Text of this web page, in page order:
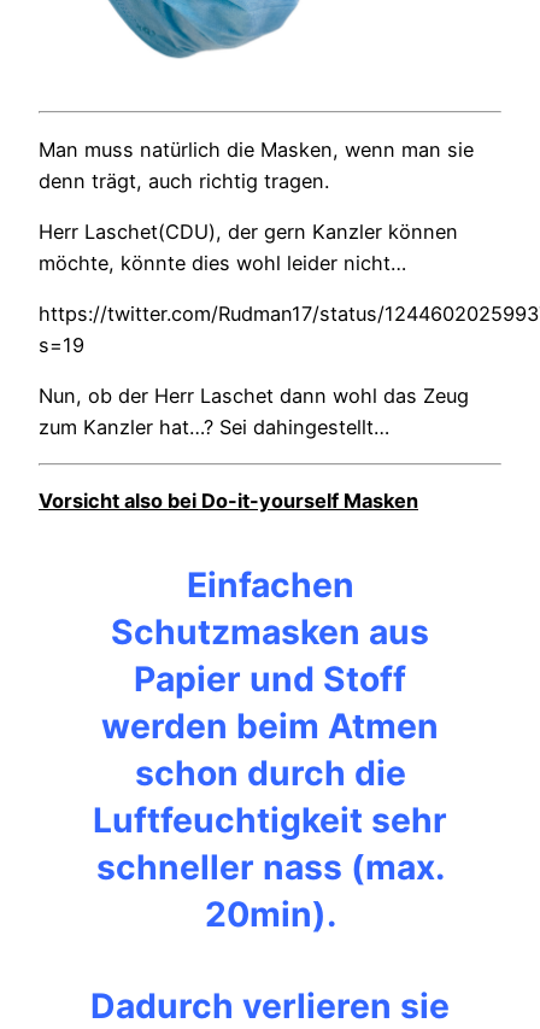
Man muss natürlich die Masken, wenn man sie
denn trägt, auch richtig tragen.
Herr Laschet(CDU), der gern Kanzler können
möchte, könnte dies wohl leider nicht…
https://twitter.com/Rudman17/status/
s=19
Nun, ob der Herr Laschet dann wohl das Zeug
zum Kanzler hat…? Sei dahingestellt…
Vorsicht also bei Do-it-yourself Masken
Einfachen
Schutzmasken aus
Papier und Stoff
werden beim Atmen
schon durch die
Luftfeuchtigkeit sehr
schneller nass (max.
20min).
Dadurch verlieren sie